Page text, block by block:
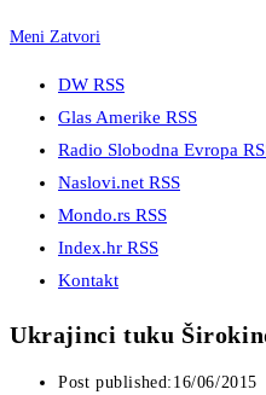
Meni Zatvori
DW RSS
Glas Amerike RSS
Radio Slobodna Evropa
Naslovi.net RSS
Mondo.rs RSS
Index.hr RSS
Kontakt
Ukrajinci tuku
Post published: 16/06/2015